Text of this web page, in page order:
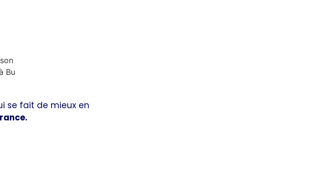
se fait de mieux en